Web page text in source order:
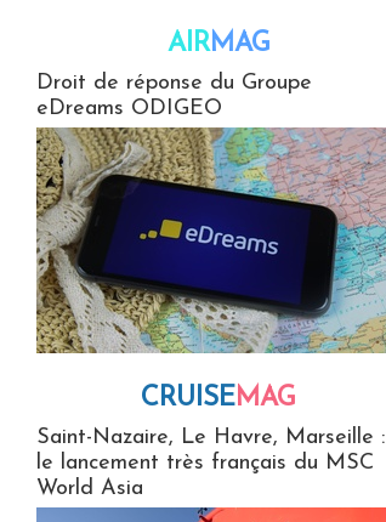
AIRMAG
Droit de réponse du Groupe
eDreams ODIGEO
CRUISEMAG
Saint-Nazaire, Le Havre, Marseille :
le lancement très français du MSC
World Asia